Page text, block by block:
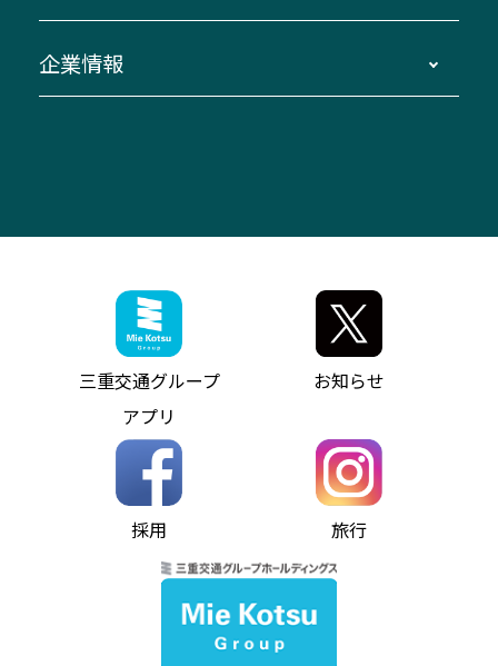
臨時バスについて
伊勢二見鳥羽周遊バスCANばす
「みえブルーライン」（三重大学病院直通バ
神都ライナー
ミジュマルのラッピングバス（鈴鹿管内）
参宮バス
神都バス
パールシャトル
バス情報の見える化
コミュニティバス
バス・タクシー交通広告
異常事態発生時のお願い
湯の山温泉～名古屋
桑名・長島温泉・金城ふ頭駅～中部国際空港
（休止中）
お客様駐車場のご案内
アイコンの説明
インターネット予約
よくあるご質問
お問い合わせ
美し国周遊ばす
自家用自動車車両運行管理
ザ・バスコレクション三重交通バスセット
三重交通公式グッズ
企業情報
ファンコーナー
お問い合わせ
お知らせ・最新情報一覧
ニュースリリース
お問い合わせ
個人情報保護方針
ソーシャルメディア運用ポリシー
ホームページのご利用にあたって
Notes for Using this Website
三重交通グループ
アプリ
お知らせ
採用 旅行